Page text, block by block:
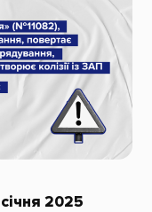
2025